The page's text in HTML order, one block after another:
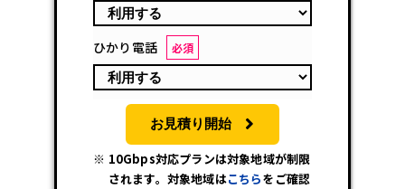
ひかり電話 必須
お見積り開始
10Gbps対応プランは対象地域が制限
されます。対象地域はこちらをご確認